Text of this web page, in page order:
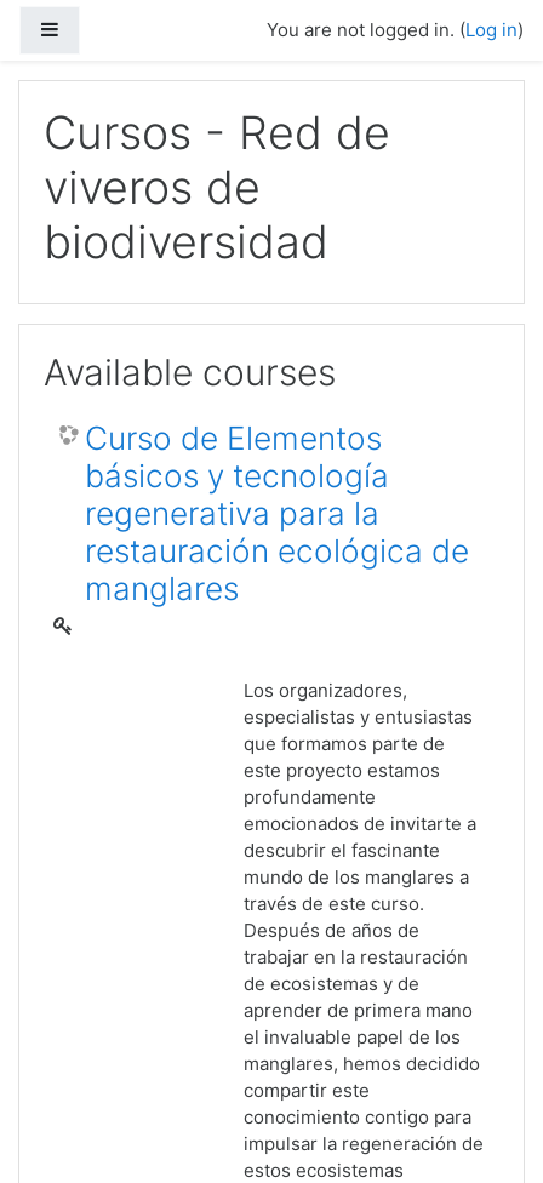
You are not logged in. (Log in)
Cursos - Red de
viveros de
biodiversidad
Available courses
Curso de Elementos
básicos y tecnología
regenerativa para la
restauración ecológica de
manglares
Los organizadores,
especialistas y entusiastas
que formamos parte de
este proyecto estamos
profundamente
emocionados de invitarte a
descubrir el fascinante
mundo de los manglares a
través de este curso.
Después de años de
trabajar en la restauración
de ecosistemas y de
aprender de primera mano
el invaluable papel de los
manglares, hemos decidido
compartir este
conocimiento contigo para
impulsar la regeneración de
estos ecosistemas